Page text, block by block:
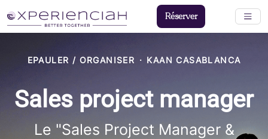
EPAULER / ORGANISER · KAAN CASABLANCA
Sales project manager
Le "Sales Project Manager &
Réserver